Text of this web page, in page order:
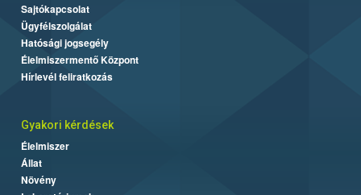
Sajtókapcsolat
Ügyfélszolgálat
Hatósági jogsegély
Élelmiszermentő Központ
Hírlevél feliratkozás
Gyakori kérdések
Élelmiszer
Állat
Növény